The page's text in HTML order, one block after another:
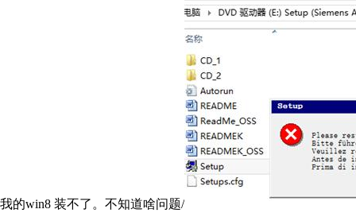
我的win8 装不了。不知道啥问题/